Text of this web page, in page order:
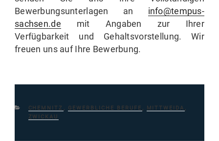
Bewerbungsunterlagen an info@tempus-
sachsen.de mit Angaben zur Ihrer
Verfügbarkeit und Gehaltsvorstellung. Wir
freuen uns auf Ihre Bewerbung.
KATEGORIEN
CHEMNITZ , GEWERBLICHE BERUFE , MITTWEIDA ,
ZWICKAU